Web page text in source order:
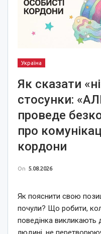
Україна
Як сказати
стосунки:
проведе
про
кордони
On 5.08.2026
Як пояснити свою
почули? Що робити,
поведінка викликають